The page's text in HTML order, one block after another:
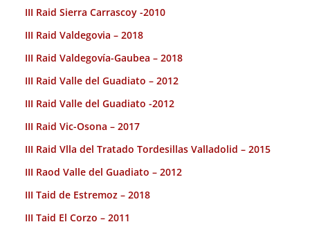
III Raid Sierra Carrascoy -2010
III Raid Valdegovia – 2018
III Raid Valdegovía-Gaubea – 2018
III Raid Valle del Guadiato – 2012
III Raid Valle del Guadiato -2012
III Raid Vic-Osona – 2017
III Raid Vlla del Tratado Tordesillas Valladolid – 2015
III Raod Valle del Guadiato – 2012
III Taid de Estremoz – 2018
III Taid El Corzo – 2011